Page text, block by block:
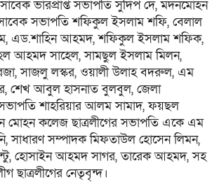
ভারপ্রাপ্ত সভাপতি সুদিপ দে, মদনমোহন
সভাপতি শফিকুল ইসলাম শফি, বেলাল
এড.শাহিন আহমদ, শফিকুল ইসলাম শফিক,
আহমদ সাহেল, সামছুল ইসলাম মিলন,
সাজলু লস্কর, ওয়ালী উল­াহ বদরুল, এম
শেখ আবুল হাসনাত বুলবুল, জেলা
সভাপতি শাহরিয়ার আলম সামাদ, ফয়ছল
মোহন কলেজ ছাত্রলীগের সভাপতি একে এম
সাধারণ সম্পাদক মিফতাউল হোসেন লিমন,
হোসাইন আহমদ সাগর, তারেক আহমদ, সহ
ছাত্রলীগের নেতৃবৃন্দ।